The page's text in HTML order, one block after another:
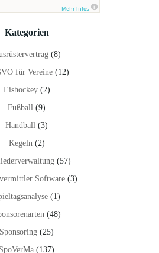
Kategorien
(8)
für Vereine(12)
Eishockey(2)
Fußball (9)
Handball (3)
Kegeln(2)
(57)
Software (3)
(1)
(48)
Sponsoring (25)
SpoVerMa (137)